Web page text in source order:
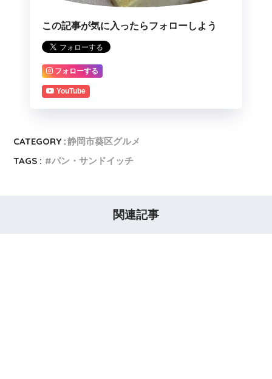
この記事が気に入ったらフォローしよう
フォローする
YouTube
CATEGORY :静岡市葵区グルメ
TAGS :
パン・サンドイッチ
関連記事